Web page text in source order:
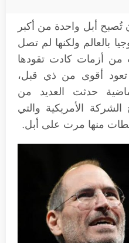
تُصبح أبل واحدة من أكبر
بالعالم ولكنها لم تصل
من أزمات كادت تقودها
تعود أقوى من ذي قبل،
حدثت العديد من
الأمريكية والتي